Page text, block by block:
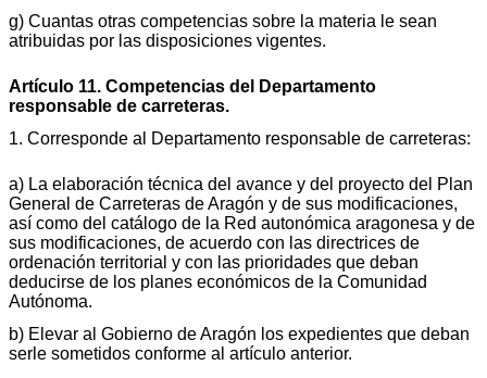
g) Cuantas otras competencias sobre la materia le sean
atribuidas por las disposiciones vigentes.
Artículo 11. Competencias del Departamento
responsable de carreteras.
1. Corresponde al Departamento responsable de carreteras:
a) La elaboración técnica del avance y del proyecto del Plan
General de Carreteras de Aragón y de sus modificaciones,
así como del catálogo de la Red autonómica aragonesa y de
sus modificaciones, de acuerdo con las directrices de
ordenación territorial y con las prioridades que deban
deducirse de los planes económicos de la Comunidad
Autónoma.
b) Elevar al Gobierno de Aragón los expedientes que deban
serle sometidos conforme al artículo anterior.